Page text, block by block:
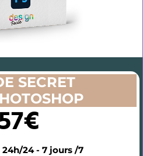
SECRET
24 - 7 jours /7